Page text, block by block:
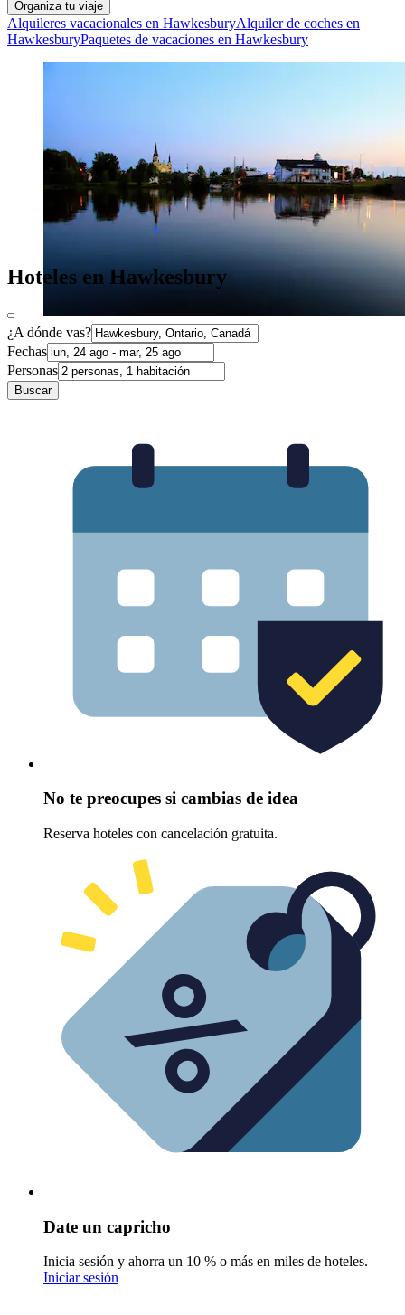
Organiza tu viaje
Alquileres vacacionales en HawkesburyAlquiler de coches en
HawkesburyPaquetes de vacaciones en Hawkesbury
Hoteles en Hawkesbury
¿A dónde vas?
Fechas
Personas
Buscar
No te preocupes si cambias de idea
Reserva hoteles con cancelación gratuita.
Date un capricho
Inicia sesión y ahorra un 10 % o más en miles de hoteles.
Iniciar sesión